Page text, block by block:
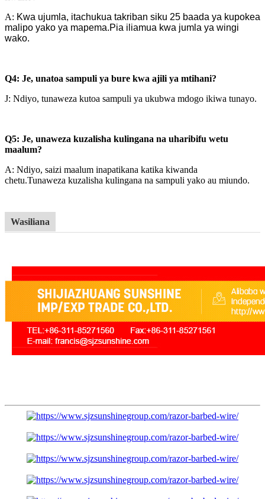
A: Kwa ujumla, itachukua takriban siku 25 baada ya kupokea
malipo yako ya mapema.Pia iliamua kwa jumla ya wingi
wako.
Q4: Je, unatoa sampuli ya bure kwa ajili ya mtihani?
J: Ndiyo, tunaweza kutoa sampuli ya ukubwa mdogo ikiwa tunayo.
Q5: Je, unaweza kuzalisha kulingana na uharibifu wetu
maalum?
A: Ndiyo, saizi maalum inapatikana katika kiwanda
chetu.Tunaweza kuzalisha kulingana na sampuli yako au miundo.
Wasiliana